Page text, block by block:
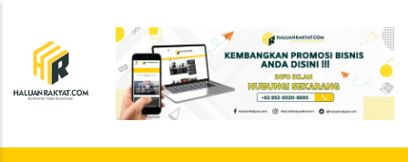
content